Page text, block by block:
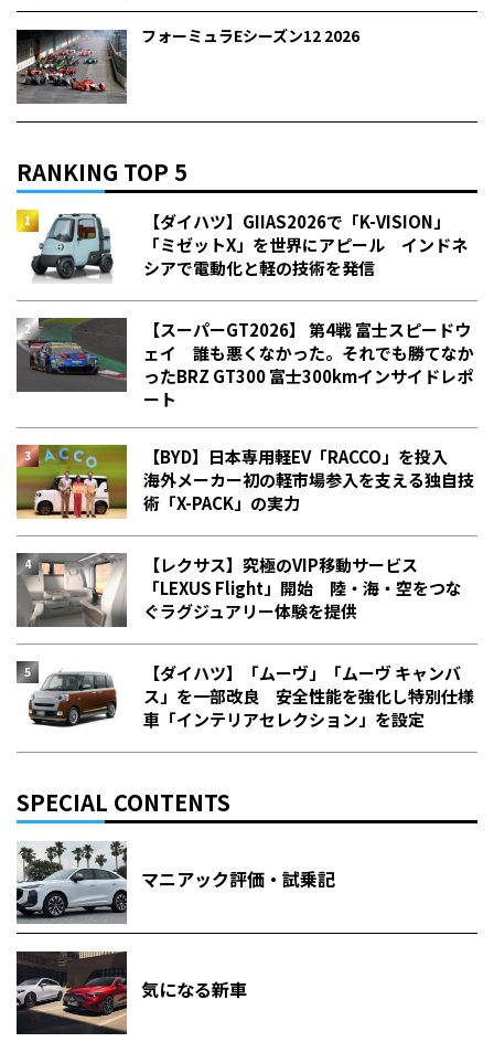
フォーミュラEシーズン12 2026
RANKING TOP 5
【ダイハツ】GIIAS2026で「K-VISION」
「ミゼットX」を世界にアピール インドネ
シアで電動化と軽の技術を発信
【スーパーGT2026】 第4戦 富士スピードウ
ェイ 誰も悪くなかった。それでも勝てなか
った――BRZ GT300 富士300kmインサイドレポ
ート
【BYD】日本専用軽EV「RACCO」を投入
海外メーカー初の軽市場参入を支える独自技
術「X-PACK」の実力
【レクサス】究極のVIP移動サービス
「LEXUS Flight」開始 陸・海・空をつな
ぐラグジュアリー体験を提供
【ダイハツ】「ムーヴ」「ムーヴ キャンバ
ス」を一部改良 安全性能を強化し特別仕様
車「インテリアセレクション」を設定
SPECIAL CONTENTS
マニアック評価・試乗記
気になる新車